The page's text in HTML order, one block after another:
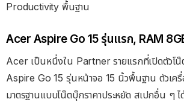
Productivity พื้นฐาน
Acer Aspire Go 15 รุ่นแรก, RAM
Acer เป็นหนึ่งใน Partner รายแรกที่เปิดตัวโ
Aspire Go 15 รุ่นหน้าจอ 15 นิ้วพื้นฐาน ตัวเค
มาตรฐานแบบโน๊ตบุ๊กราคาประหยัด สเปกอื่น ๆ